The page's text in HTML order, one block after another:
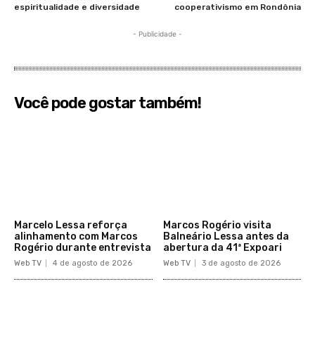
espiritualidade e diversidade
cooperativismo em Rondônia
- Publicidade -
Você pode gostar também!
Marcelo Lessa reforça
alinhamento com Marcos
Rogério durante entrevista
Web TV 4 de agosto de 2026
Marcos Rogério visita
Balneário Lessa antes da
abertura da 41ª Expoari
Web TV 3 de agosto de 2026